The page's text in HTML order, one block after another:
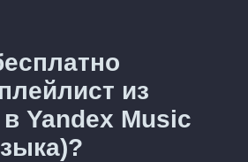
из
Yandex Music